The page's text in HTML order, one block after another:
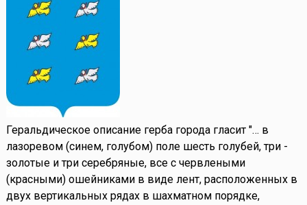
Геральдическое описание герба города гласит "… в
лазоревом (синем, голубом) поле шесть голубей, три -
золотые и три серебряные, все с червлеными
(красными) ошейниками в виде лент, расположенных в
двух вертикальных рядах в шахматном порядке,